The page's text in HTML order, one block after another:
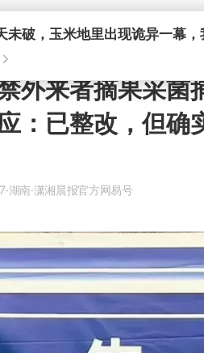
未破，玉米地里出现诡异一幕
外来者摘果采菌
：已整改，但确
·湖南·潇湘晨报官方网易号